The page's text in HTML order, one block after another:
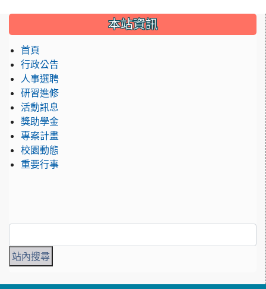
::: 本站資訊
首頁
行政公告
人事選聘
研習進修
活動訊息
獎助學金
專案計畫
校園動態
重要行事